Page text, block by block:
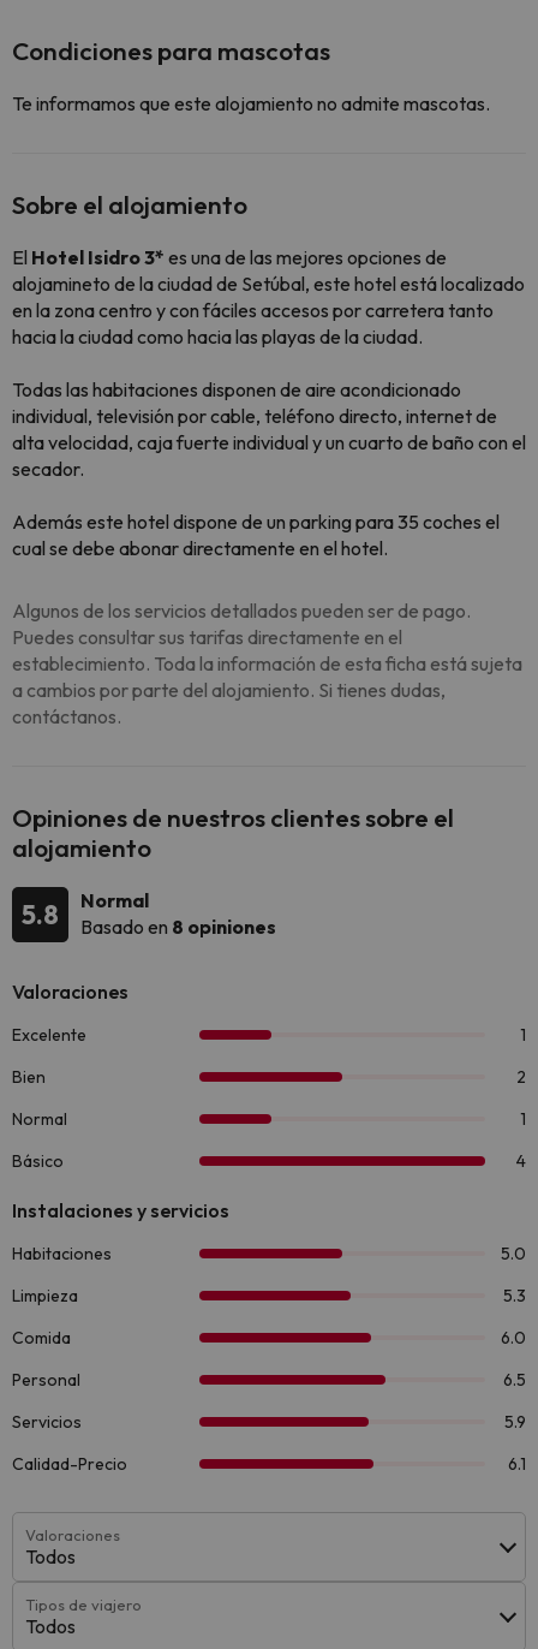
Condiciones para mascotas
Te informamos que este alojamiento no admite mascotas.
Sobre el alojamiento
El Hotel Isidro 3* es una de las mejores opciones de
alojamineto de la ciudad de Setúbal, este hotel está localizado
en la zona centro y con fáciles accesos por carretera tanto
hacia la ciudad como hacia las playas de la ciudad.
Todas las habitaciones disponen de aire acondicionado
individual, televisión por cable, teléfono directo, internet de
alta velocidad, caja fuerte individual y un cuarto de baño con el
secador.
Además este hotel dispone de un parking para 35 coches el
cual se debe abonar directamente en el hotel.
Algunos de los servicios detallados pueden ser de pago.
Puedes consultar sus tarifas directamente en el
establecimiento. Toda la información de esta ficha está sujeta
a cambios por parte del alojamiento. Si tienes dudas,
contáctanos.
Opiniones de nuestros clientes sobre el
alojamiento
5.8
Normal
Basado en 8 opiniones
Valoraciones
Todos
Tipos de viajero
Todos